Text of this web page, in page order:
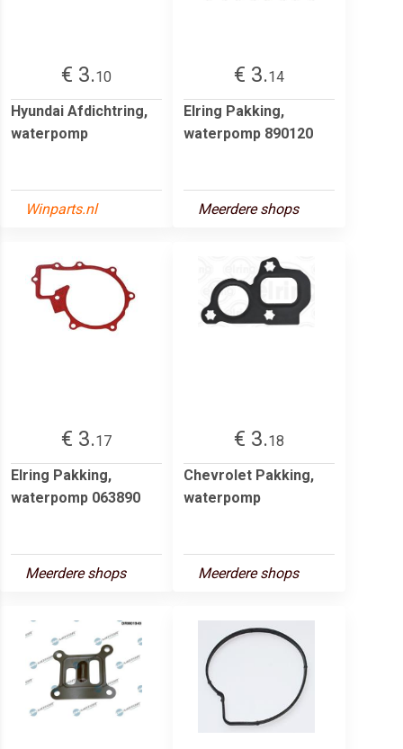
€ 3.10
Hyundai Afdichtring,
waterpomp
Winparts.nl
€ 3.14
Elring Pakking,
waterpomp 890120
Meerdere shops
€ 3.17
Elring Pakking,
waterpomp 063890
Meerdere shops
€ 3.18
Chevrolet Pakking,
waterpomp
Meerdere shops